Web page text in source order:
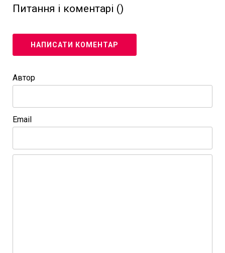
Питання і коментарі ()
НАПИСАТИ КОМЕНТАР
Автор
Email